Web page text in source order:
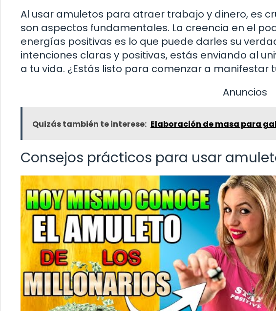
Al usar amuletos para atraer trabajo y dinero, es
son aspectos fundamentales. La creencia en el
energías positivas es lo que puede darles su
intenciones claras y positivas, estás enviando al
a tu vida. ¿Estás listo para comenzar a manifestar
Anuncios
Quizás también te interese: Elaboración de masa para
Consejos prácticos para usar